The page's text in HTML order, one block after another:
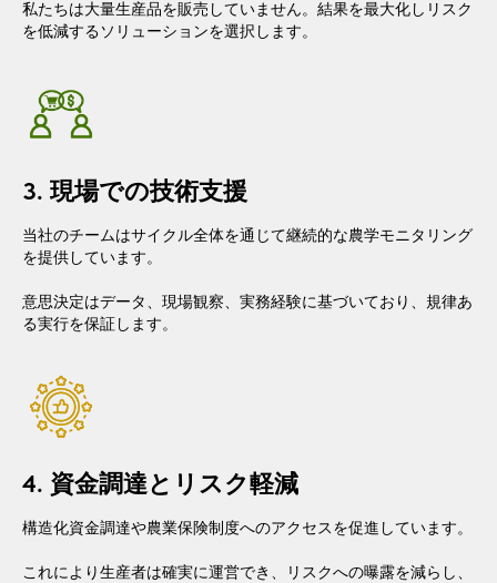
私たちは大量生産品を販売していません。結果を最大化しリスク
を低減するソリューションを選択します。
3. 現場での技術支援
当社のチームはサイクル全体を通じて継続的な農学モニタリング
を提供しています。
意思決定はデータ、現場観察、実務経験に基づいており、規律あ
る実行を保証します。
4. 資金調達とリスク軽減
構造化資金調達や農業保険制度へのアクセスを促進しています。
これにより生産者は確実に運営でき、リスクへの曝露を減らし、